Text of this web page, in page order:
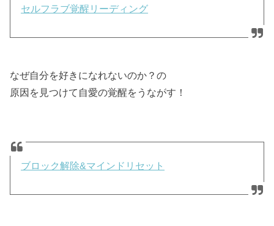
セルフラブ覚醒リーディング
なぜ自分を好きになれないのか？の
原因を見つけて自愛の覚醒をうながす！
ブロック解除&マインドリセット